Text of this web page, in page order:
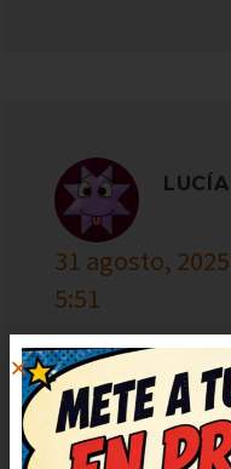
LUCÍA
31 agosto,
5:51
Me ha
súper
ocurrencia